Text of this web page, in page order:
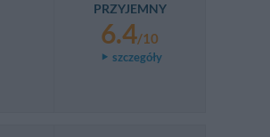
PRZYJEMNY
6.4/10
szczegóły